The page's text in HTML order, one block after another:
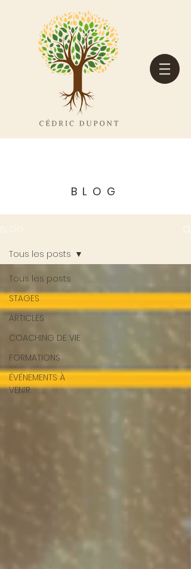
BLOG
BLOG
Tous les posts
STAGES
ARTICLES
COACHING DE VIE
FORMATIONS
ÉVÉNEMENTS À
VENIR
Tous les posts